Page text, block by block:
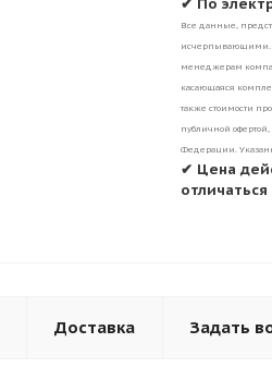
Все данные,
исчерпывающими.
менеджерам
касающаяся
также стоимости
публичной
Федерации.
✔ Цена
Доставка Задать